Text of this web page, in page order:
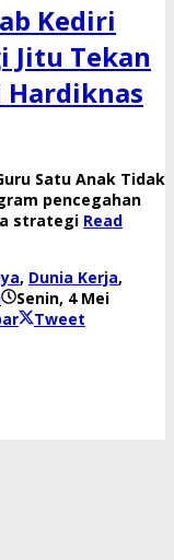
Kediri
Jitu Tekan
Hardiknas
Satu Anak Tidak
pencegahan
strategi Read
, Dunia Kerja,
Senin, 4 Mei
Tweet